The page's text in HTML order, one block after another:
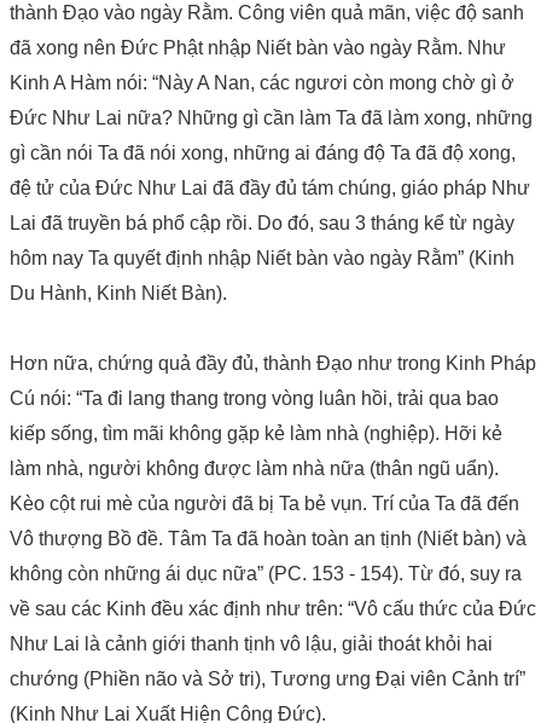
thành Đạo vào ngày Rằm. Công viên quả mãn, việc độ sanh
đã xong nên Đức Phật nhập Niết bàn vào ngày Rằm. Như
Kinh A Hàm nói: “Này A Nan, các ngươi còn mong chờ gì ở
Đức Như Lai nữa? Những gì cần làm Ta đã làm xong, những
gì cần nói Ta đã nói xong, những ai đáng độ Ta đã độ xong,
đệ tử của Đức Như Lai đã đầy đủ tám chúng, giáo pháp Như
Lai đã truyền bá phổ cập rồi. Do đó, sau 3 tháng kể từ ngày
hôm nay Ta quyết định nhập Niết bàn vào ngày Rằm” (Kinh
Du Hành, Kinh Niết Bàn).
Hơn nữa, chứng quả đầy đủ, thành Đạo như trong Kinh Pháp
Cú nói: “Ta đi lang thang trong vòng luân hồi, trải qua bao
kiếp sống, tìm mãi không gặp kẻ làm nhà (nghiệp). Hỡi kẻ
làm nhà, người không được làm nhà nữa (thân ngũ uẩn).
Kèo cột rui mè của người đã bị Ta bẻ vụn. Trí của Ta đã đến
Vô thượng Bồ đề. Tâm Ta đã hoàn toàn an tịnh (Niết bàn) và
không còn những ái dục nữa” (PC. 153 - 154). Từ đó, suy ra
về sau các Kinh đều xác định như trên: “Vô cấu thức của Đức
Như Lai là cảnh giới thanh tịnh vô lậu, giải thoát khỏi hai
chướng (Phiền não và Sở tri), Tương ưng Đại viên Cảnh trí”
(Kinh Như Lai Xuất Hiện Công Đức).